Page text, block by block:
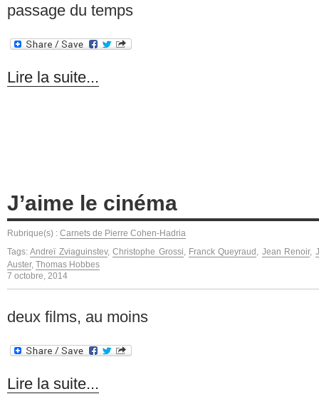
passage du temps
Lire la suite...
J’aime le cinéma
Rubrique(s) : Carnets de Pierre Cohen-Hadria
Tags:Andreï Zviaguinstev,Christophe Grossi Franck Queyraud Jean Renoir,
Auster, Thomas Hobbes
7 octobre, 2014
deux films, au moins
Lire la suite...